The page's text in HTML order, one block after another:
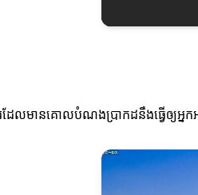
រដែលមានគោលបំណងប្រាកដនឹងធ្វើឲ្យអ្ន